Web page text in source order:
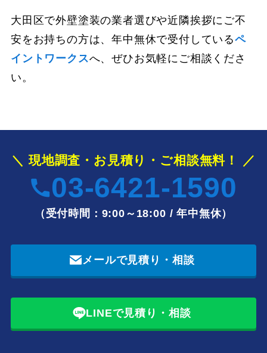
大田区で外壁塗装の業者選びや近隣挨拶にご不
安をお持ちの方は、年中無休で受付しているペ
イントワークスへ、ぜひお気軽にご相談くださ
い。
＼ 現地調査・お見積り・ご相談無料！ ／
03-6421-1590
（受付時間：9:00～18:00 / 年中無休）
メールで見積り・相談
LINEで見積り・相談